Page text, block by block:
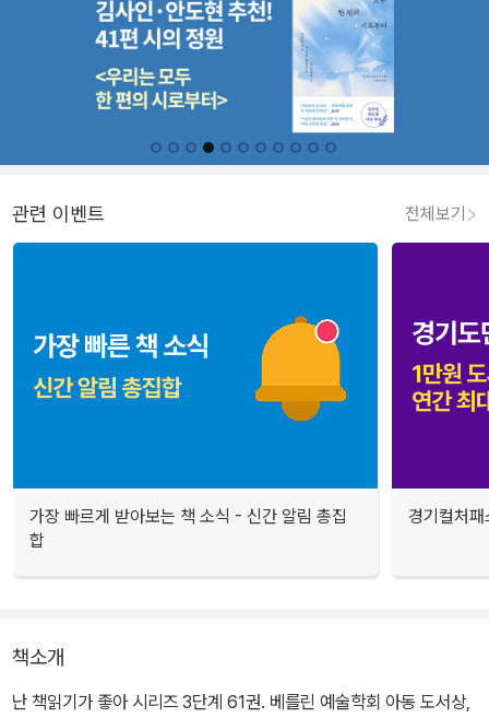
관련 이벤트 전체보기
가장 빠르게 받아보는 책 소식 - 신간 알림 총집
합
경기컬처
책소개
난 책읽기가 좋아 시리즈 3단계 61권. 베를린 예술학회 아동 도서상,